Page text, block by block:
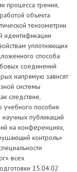
процесса трения,
объекта
тензометрии
идентификации
уплотняющих
способа
соединений
напрямую зависят
системы
следствие,
учебного пособия
публикаций
на конференциях,
контроль»
всех
15.04.02